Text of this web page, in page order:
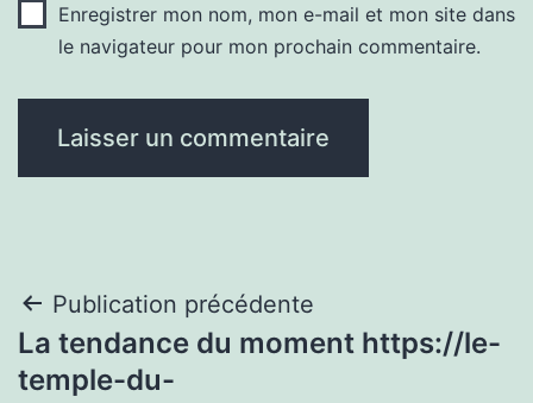
Enregistrer mon nom, mon e-mail et mon site dans
le navigateur pour mon prochain commentaire.
Navigation
de
Publication précédente
La tendance du moment https://le-
temple-du-